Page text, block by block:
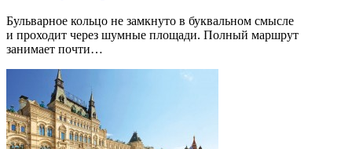
Бульварное кольцо не замкнуто в буквальном смысле
и проходит через шумные площади. Полный маршрут
занимает почти…